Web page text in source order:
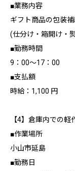
■業務内容
ギフト商品の包装
(仕分け・箱開け・
■勤務時間
9：00～17：00
■支払額
時給：1,100 円
【4】倉庫内での
■作業場所
小山市延島
■勤務日